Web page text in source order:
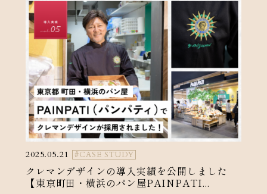
2025.05.21 #CASE STUDY
クレマンデザインの導入実績を公開しました
【東京町田・横浜のパン屋PAINPATI...